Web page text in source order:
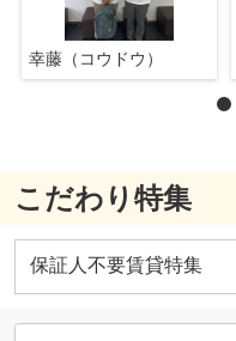
幸藤（コウドウ）
こだわり特集
保証人不要賃貸特集